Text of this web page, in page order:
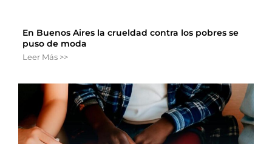
En Buenos Aires la crueldad contra los pobres se
puso de moda
Leer Más >>